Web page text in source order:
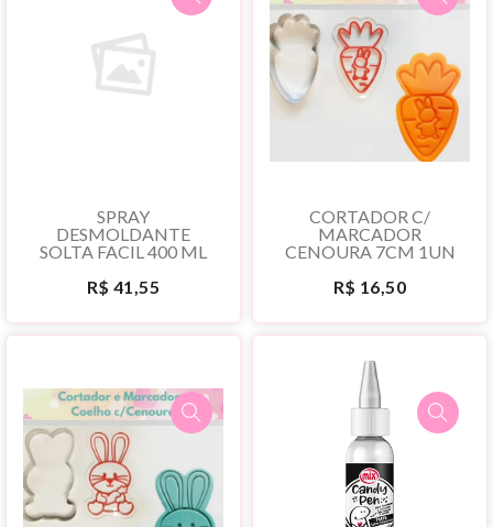
SPRAY
DESMOLDANTE
SOLTA FACIL 400 ML
R$ 41,55
CORTADOR C/
MARCADOR
CENOURA 7CM 1UN
R$ 16,50